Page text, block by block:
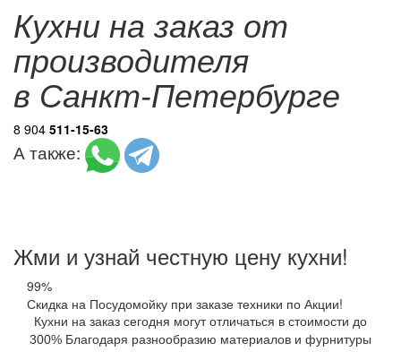
Кухни на заказ от
производителя
в Санкт-Петербурге
8 904 511-15-63
А также:
Жми и узнай честную цену кухни!
99%
Скидка на Посудомойку при заказе техники по Акции!
Кухни на заказ сегодня могут отличаться в стоимости до
300% Благодаря разнообразию материалов и фурнитуры